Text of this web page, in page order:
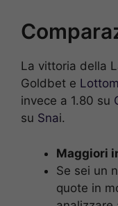
La vittoria della
Goldbet e
invece a 1.80 su
su Snai.
Maggiori
Se sei un
quote in